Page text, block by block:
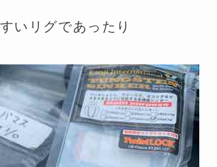
いリグであったり